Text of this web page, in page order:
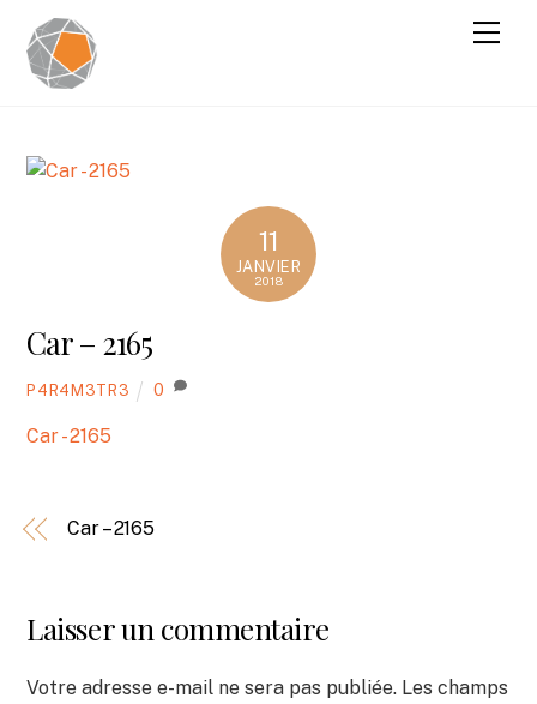
11
JANVIER
2018
Car – 2165
P4R4M3TR3 0
Car - 2165
Car – 2165
Laisser un commentaire
Votre adresse e-mail ne sera pas publiée. Les champs